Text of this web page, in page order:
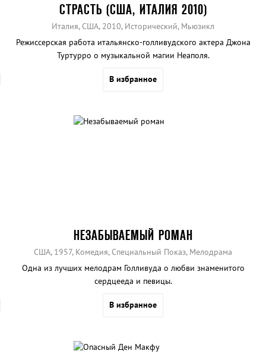
СТРАСТЬ (США, ИТАЛИЯ 2010)
Италия, США, 2010, Исторический, Мьюзикл
Режиссерская работа итальянско-голливудского актера Джона
Туртурро о музыкальной магии Неаполя.
В избранное
НЕЗАБЫВАЕМЫЙ РОМАН
США, 1957, Комедия, Специальный Показ, Мелодрама
Одна из лучших мелодрам Голливуда о любви знаменитого
сердцееда и певицы.
В избранное